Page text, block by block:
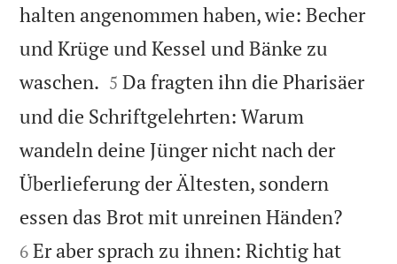
halten angenommen haben, wie: Becher
und Krüge und Kessel und Bänke zu
waschen. 

5 Da fragten ihn die Pharisäer
und die Schriftgelehrten: Warum
wandeln deine Jünger nicht nach der
Überlieferung der Ältesten, sondern
essen das Brot mit unreinen Händen?
6 Er aber sprach zu ihnen: Richtig hat